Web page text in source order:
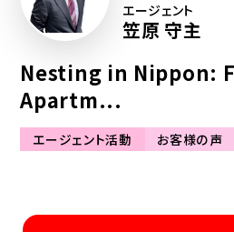
エージェント
笠原 守主
Nesting in Nippon:
Apartm...
エージェント活動 お客様の声